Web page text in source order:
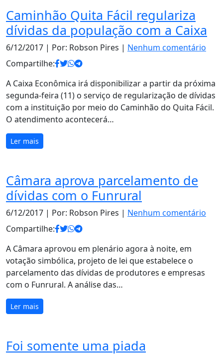
Caminhão Quita Fácil regulariza
dívidas da população com a Caixa
6/12/2017 | Por: Robson Pires | Nenhum comentário
Compartilhe:
A Caixa Econômica irá disponibilizar a partir da próxima
segunda-feira (11) o serviço de regularização de dívidas
com a instituição por meio do Caminhão do Quita Fácil.
O atendimento acontecerá…
Ler mais
Câmara aprova parcelamento de
dívidas com o Funrural
6/12/2017 | Por: Robson Pires | Nenhum comentário
Compartilhe:
A Câmara aprovou em plenário agora à noite, em
votação simbólica, projeto de lei que estabelece o
parcelamento das dívidas de produtores e empresas
com o Funrural. A análise das…
Ler mais
Foi somente uma piada